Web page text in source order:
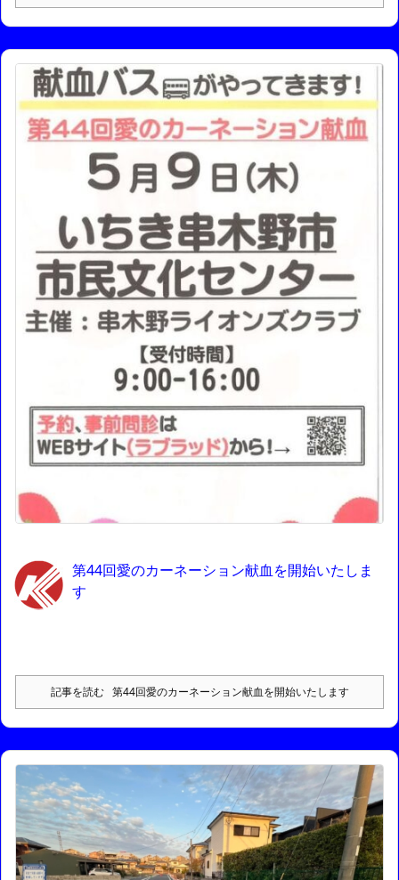
第44回愛のカーネーション献血を開始いたしま
す
記事を読む 第44回愛のカーネーション献血を開始いたします